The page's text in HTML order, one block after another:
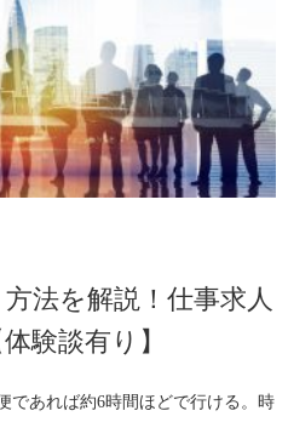
法を解説！仕事求人
験談有り】
であれば約6時間ほどで行ける。時